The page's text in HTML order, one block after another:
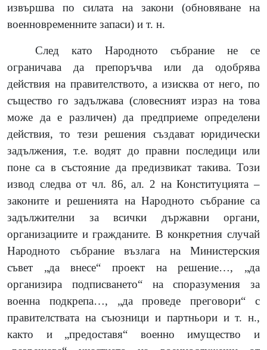
извършва по силата на закони (обновяване на
военновременните запаси) и т. н.
След като Народното събрание не се
ограничава да препоръчва или да одобрява
действия на правителството, а изисква от него, по
същество го задължава (словесният израз на това
може да е различен) да предприеме определени
действия, то тези решения създават юридически
задължения, т.е. водят до правни последици или
поне са в състояние да предизвикат такива. Този
извод следва от чл. 86, ал. 2 на Конституцията –
законите и решенията на Народното събрание са
задължителни за всички държавни органи,
организациите и гражданите. В конкретния случай
Народното събрание възлага на Министерския
съвет „да внесе“ проект на решение…, „да
организира подписването“ на споразумения за
военна подкрепа…, „да проведе преговори“ с
правителствата на съюзници и партньори и т. н.,
както и
„предоставя“ военно имущество и